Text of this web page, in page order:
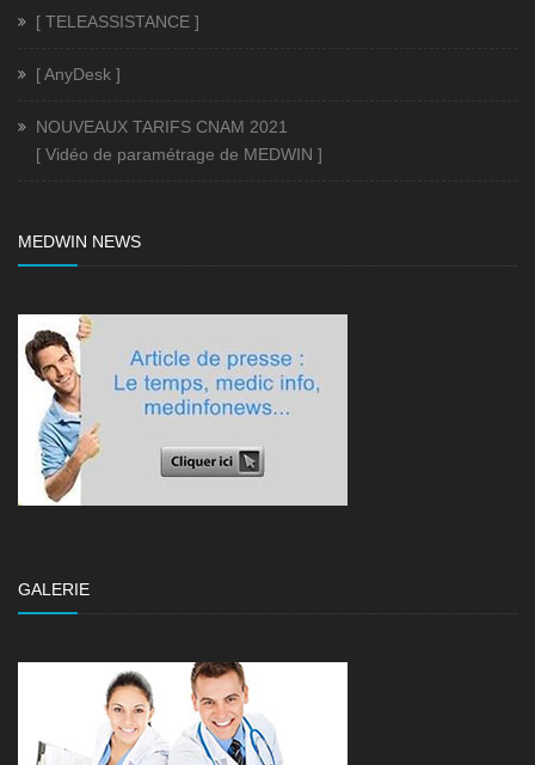
[ TELEASSISTANCE ]
[ AnyDesk ]
NOUVEAUX TARIFS CNAM 2021
[ Vidéo de paramétrage de MEDWIN ]
MEDWIN NEWS
GALERIE